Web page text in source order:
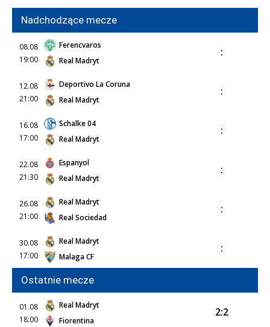
Nadchodzące mecze
08.08
19:00
Ferencvaros
Real Madryt
:
12.08
21:00
Deportivo La Coruna
Real Madryt
:
16.08
17:00
Schalke 04
Real Madryt
:
22.08
21:30
Espanyol
Real Madryt
:
26.08
21:00
Real Madryt
Real Sociedad
:
30.08
17:00
Real Madryt
Malaga CF
:
Ostatnie mecze
01.08
18:00
Real Madryt
Fiorentina
2:2